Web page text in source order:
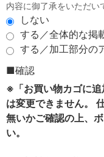
内容に御了承をいただい
しない
する／全体的な掲
する／加工部分の
■確認
※「お買い物カゴに
は変更できません。
無いかご確認の上、
い。